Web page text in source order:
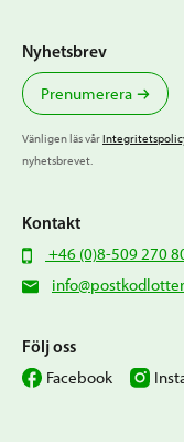
Nyhetsbrev
Prenumerera
Vänligen läs vår
nyhetsbrevet.
Kontakt
+46 (0)8-509 270
Följ oss
Facebook